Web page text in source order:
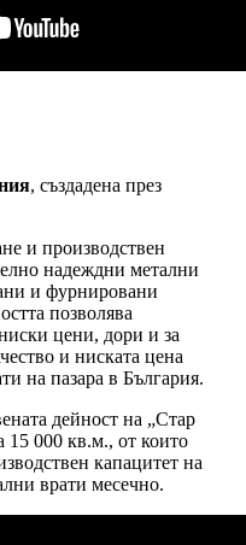
, създадена през
и производствен
надеждни метални
и фурнировани
позволява
цени, дори и за
и ниската цена
на пазара в България.
дейност на „Стар
15 000 кв.м., от които
капацитет на
врати месечно.